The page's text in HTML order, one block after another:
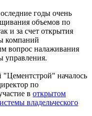
годы очень
объемов по
и за счет открытия
компаний
вопрос налаживания
управления.
"Цементстрой" началось
по
в открытом
владельческого